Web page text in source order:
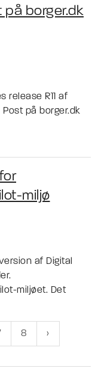
på borger.dk
release R11 af
på borger.dk
miljø
af Digital
miljøet. Det
8